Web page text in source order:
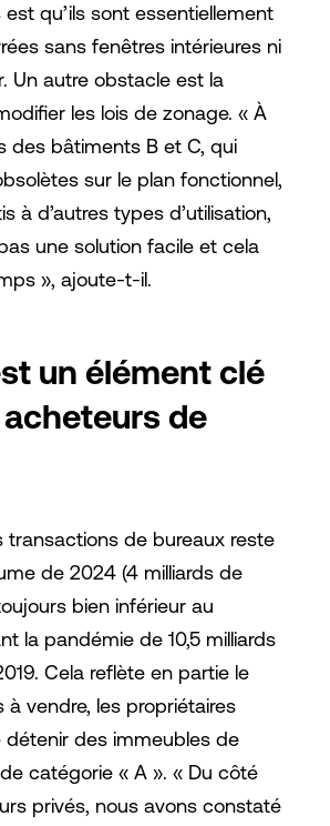
qu’ils sont essentiellement
sans fenêtres intérieures ni
Un autre obstacle est la
les lois de zonage. « À
des bâtiments B et C, qui
sur le plan fonctionnel,
à d’autres types d’utilisation,
une solution facile et cela
», ajoute-t-il.
un élément clé
de
transactions de bureaux reste
de 2024 (4 milliards de
bien inférieur au
la pandémie de 10,5 milliards
Cela reflète en partie le
vendre, les propriétaires
détenir des immeubles de
catégorie « A ». « Du côté
privés, nous avons constaté